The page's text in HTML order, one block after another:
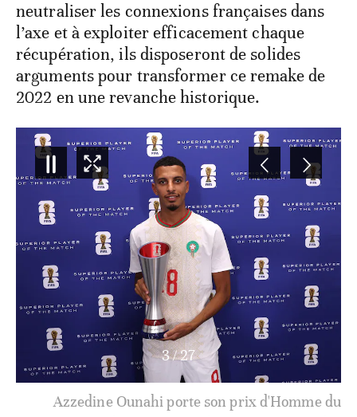
neutraliser les connexions françaises dans
l’axe et à exploiter efficacement chaque
récupération, ils disposeront de solides
arguments pour transformer ce remake de
2022 en une revanche historique.
4/27